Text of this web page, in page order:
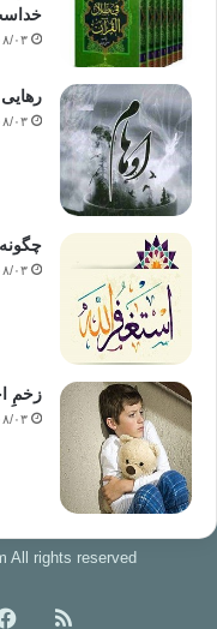
۰۴/
رهایی
۰۴/
۰۴/
زخمِ
۰۴/
All rights reserved